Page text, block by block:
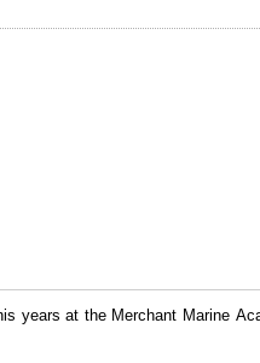
years at the Merchant Marine